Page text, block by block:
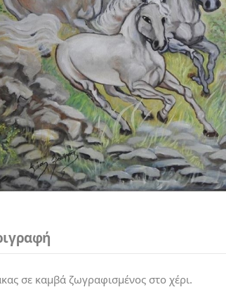
σε καμβά ζωγραφισμένος στο χέρι.